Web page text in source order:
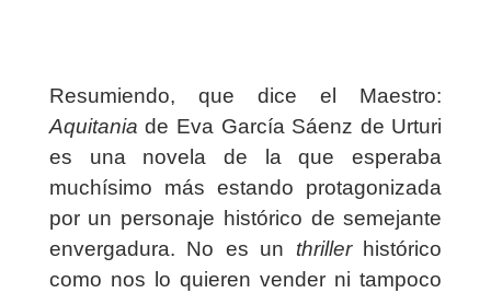
Resumiendo, que dice el Maestro:
Aquitaniade Eva García Sáenz de Urturi
es una novela de la que esperaba
muchísimo más estando protagonizada
por un personaje histórico de semejante
envergadura. No es un thrillerhistórico
como nos lo quieren vender ni tampoco